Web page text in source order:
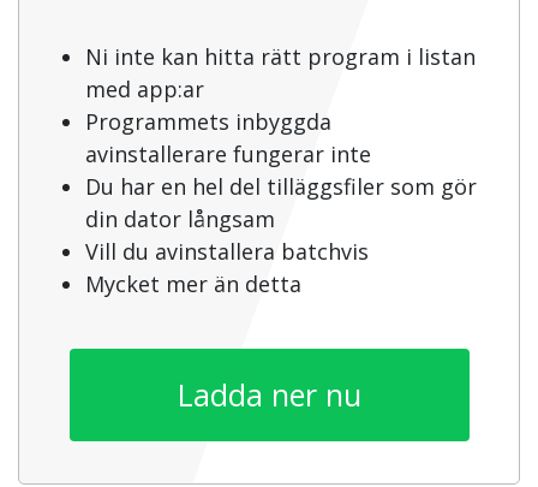
Ni inte kan hitta rätt program i listan
med app:ar
Programmets inbyggda
avinstallerare fungerar inte
Du har en hel del tilläggsfiler som gör
din dator långsam
Vill du avinstallera batchvis
Mycket mer än detta
Ladda ner nu